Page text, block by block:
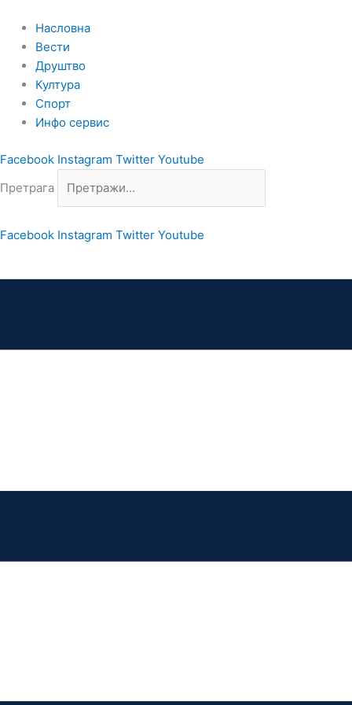
садржај
Насловна
Вести
Друштво
Култура
Спорт
Инфо сервис
Facebook Instagram Twitter Youtube
Претрага
Facebook Instagram Twitter Youtube